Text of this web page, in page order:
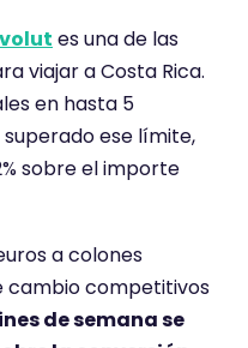
es una de las
viajar a Costa Rica.
en hasta 5
ese límite,
sobre el importe
a colones
cambio competitivos
de semana se